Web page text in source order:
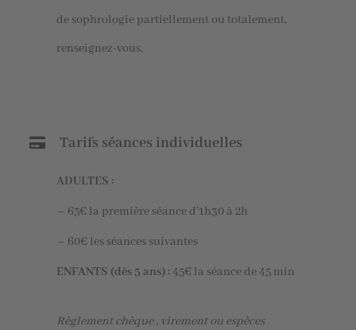
de sophrologie partiellement ou totalement,
renseignez-vous.
Tarifs séances individuelles
ADULTES :
– 65€ la première séance d’1h30 à 2h
– 60€ les séances suivantes
ENFANTS (dès 5 ans) :45€ la séance de 45 min
Règlement chèque , virement ou espèces